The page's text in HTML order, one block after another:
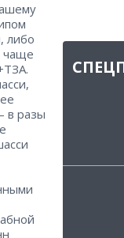
либо
чаще
​в разы